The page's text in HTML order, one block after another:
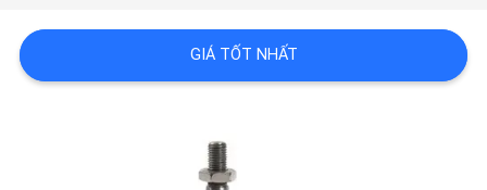
LIÊN
HỆ
GIÁ TỐT NHẤT